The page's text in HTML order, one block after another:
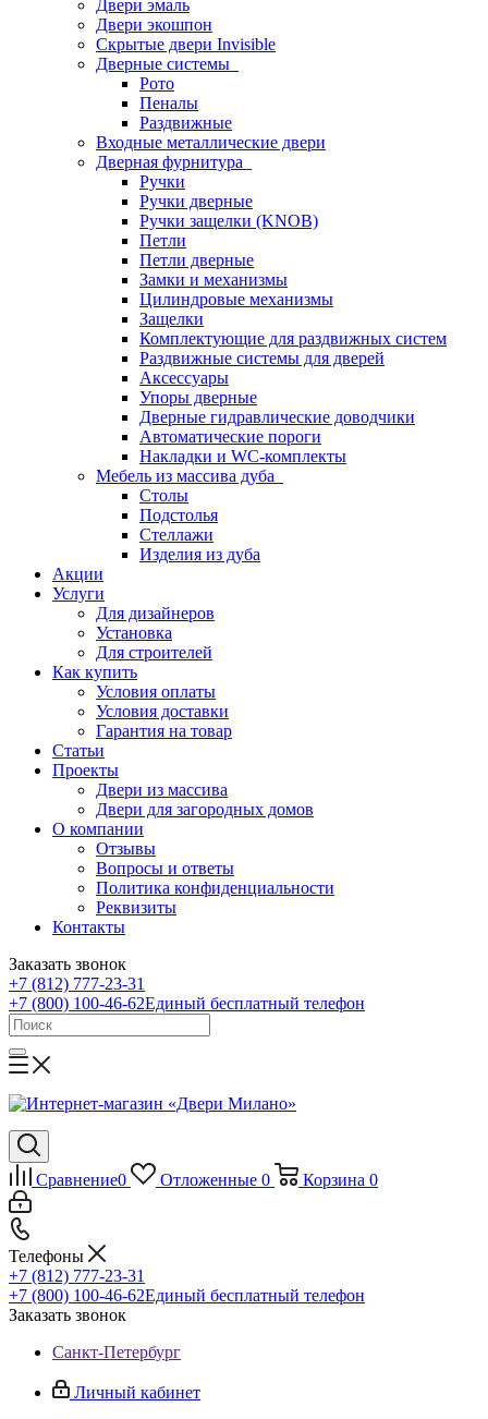
Двери эмаль
Двери экошпон
Скрытые двери Invisible
Дверные системы
Рото
Пеналы
Раздвижные
Входные металлические двери
Дверная фурнитура
Ручки
Ручки дверные
Ручки защелки (KNOB)
Петли
Петли дверные
Замки и механизмы
Цилиндровые механизмы
Защелки
Комплектующие для раздвижных систем
Раздвижные системы для дверей
Аксессуары
Упоры дверные
Дверные гидравлические доводчики
Автоматические пороги
Накладки и WC-комплекты
Мебель из массива дуба
Столы
Подстолья
Стеллажи
Изделия из дуба
Акции
Услуги
Для дизайнеров
Установка
Для строителей
Как купить
Условия оплаты
Условия доставки
Гарантия на товар
Статьи
Проекты
Двери из массива
Двери для загородных домов
О компании
Отзывы
Вопросы и ответы
Политика конфиденциальности
Реквизиты
Контакты
Заказать звонок
+7 (812) 777-23-31
+7 (800) 100-46-62Единый бесплатный телефон
Сравнение0 Отложенные 0 Корзина 0
Телефоны
+7 (812) 777-23-31
+7 (800) 100-46-62Единый бесплатный телефон
Заказать звонок
Санкт-Петербург
Личный кабинет